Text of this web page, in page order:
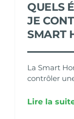
QUELS
JE
SMART
La Smart
contrôler
Lire la